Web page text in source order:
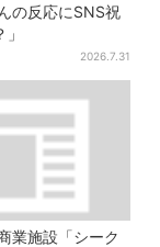
の反応にSNS祝
2026.7.31
業施設「シーク